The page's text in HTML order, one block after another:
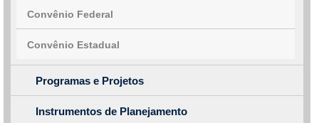
Convênio Federal
Convênio Estadual
Programas e Projetos
Instrumentos de Planejamento